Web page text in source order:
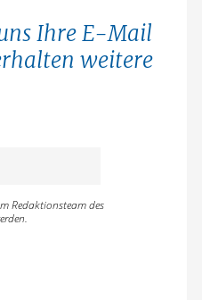
Ihre E-Mail
weitere
Redaktionsteam des